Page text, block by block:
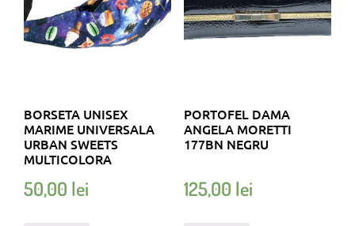
BORSETA UNISEX
MARIME UNIVERSALA
URBAN SWEETS
MULTICOLORA
50,00 lei
PORTOFEL DAMA
ANGELA MORETTI
177BN NEGRU
125,00 lei